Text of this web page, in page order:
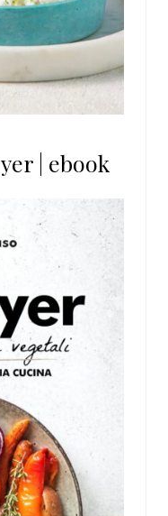
| ebook